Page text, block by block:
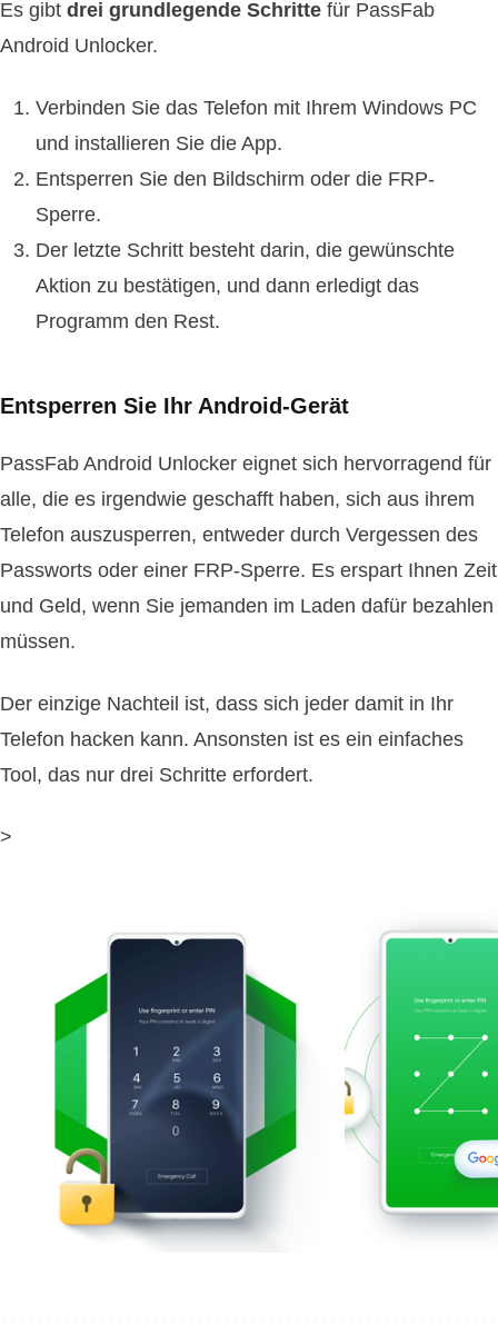
Es gibt drei grundlegende Schritte für PassFab
Android Unlocker.
Verbinden Sie das Telefon mit Ihrem Windows PC
und installieren Sie die App.
Entsperren Sie den Bildschirm oder die FRP-
Sperre.
Der letzte Schritt besteht darin, die gewünschte
Aktion zu bestätigen, und dann erledigt das
Programm den Rest.
Entsperren Sie Ihr Android-Gerät
PassFab Android Unlocker eignet sich hervorragend für
alle, die es irgendwie geschafft haben, sich aus ihrem
Telefon auszusperren, entweder durch Vergessen des
Passworts oder einer FRP-Sperre. Es erspart Ihnen Zeit
und Geld, wenn Sie jemanden im Laden dafür bezahlen
müssen.
Der einzige Nachteil ist, dass sich jeder damit in Ihr
Telefon hacken kann. Ansonsten ist es ein einfaches
Tool, das nur drei Schritte erfordert.
>